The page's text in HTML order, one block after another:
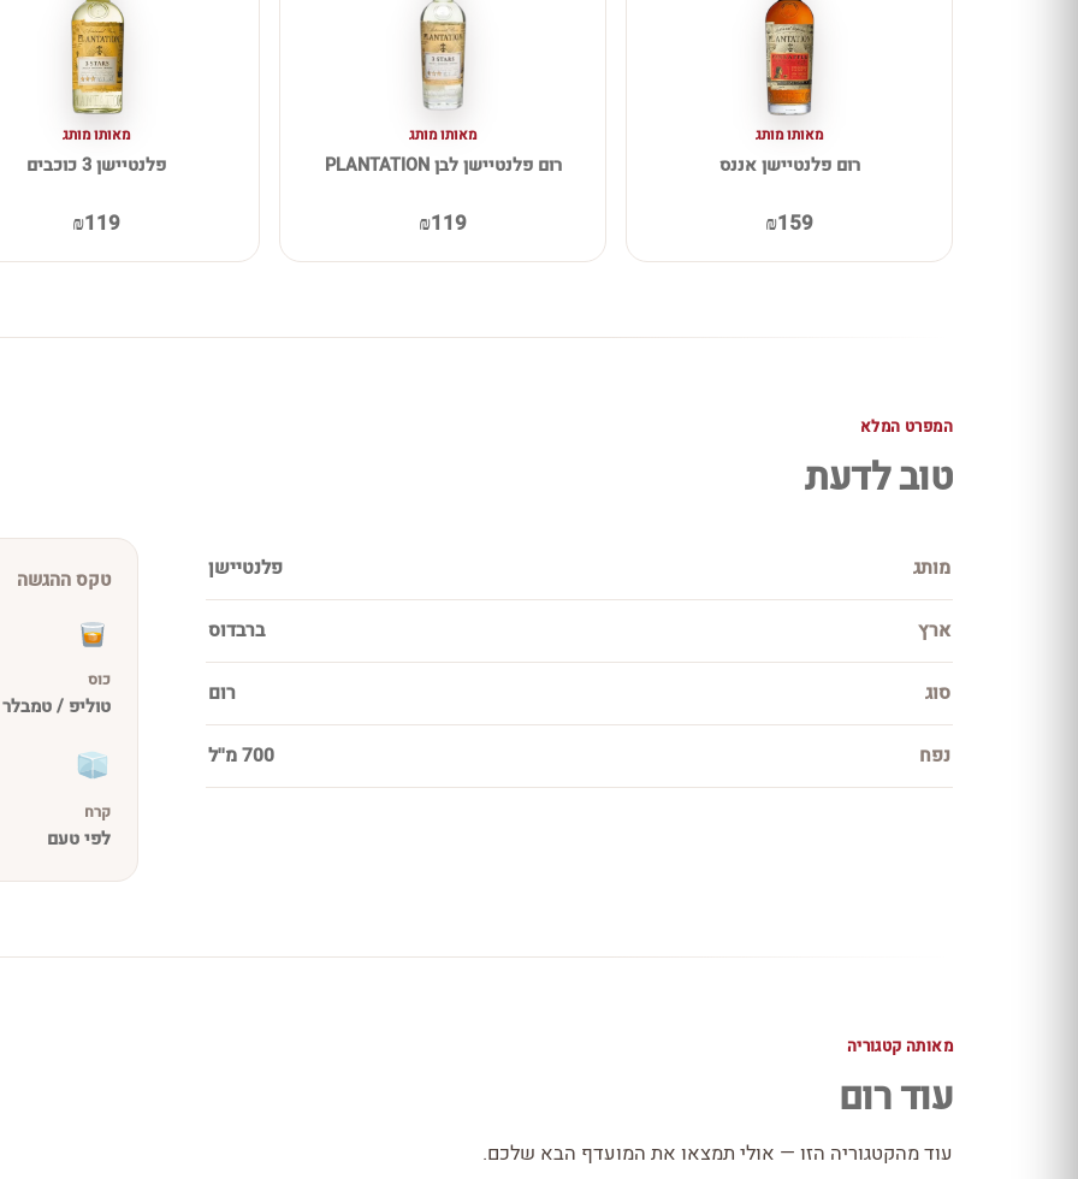
מאותו מותג
רום פלנטיישן אננס
₪159
מאותו מותג
רום פלנטיישן לבן PLANTATION
₪119
מאותו מותג
פלנטיישן 3 כוכבים
₪119
המפרט המלא
טוב לדעת
מותג פלנטיישן
ארץ ברבדוס
סוג רום
נפח 700 מ''ל
טקס ההגשה
כוס
טוליפ / טמבלר
קרח
לפי טעם
מאותה קטגוריה
עוד רום
עוד מהקטגוריה הזו — אולי תמצאו את המועדף הבא שלכם.